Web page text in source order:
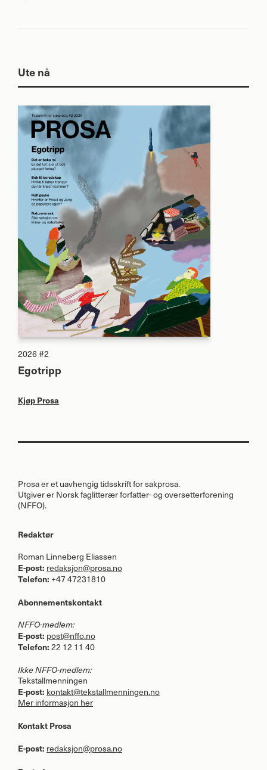
Ute nå
2026 #2
Egotripp
Kjøp Prosa
Prosa er et uavhengig tidsskrift for sakprosa.
Utgiver er Norsk faglitterær forfatter- og oversetterforening
(NFFO).
Redaktør
Roman Linneberg Eliassen
E-post: redaksjon@prosa.no
Telefon: +47 47231810
Abonnementskontakt
NFFO-medlem:
E-post: post@nffo.no
Telefon: 22 12 11 40
IkkeNFFO-medlem:
Tekstallmenningen
E-post: kontakt@tekstallmenningen.no
Mer informasjon her
Kontakt Prosa
E-post: redaksjon@prosa.no